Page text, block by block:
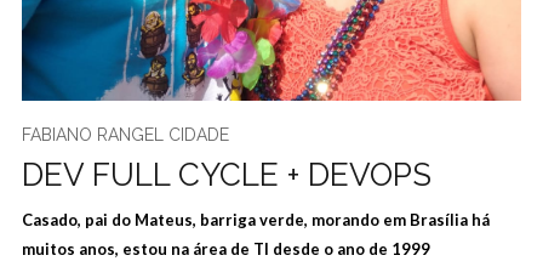
FABIANO RANGEL CIDADE
DEV FULL CYCLE + DEVOPS
Casado, pai do Mateus, barriga verde, morando em Brasília há
muitos anos, estou na área de TI desde o ano de 1999